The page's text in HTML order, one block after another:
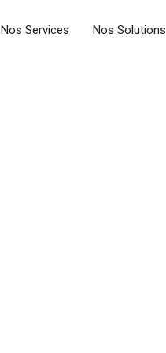
Nos Services Nos Solutions